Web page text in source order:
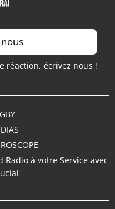
réaction, écrivez nous !
Radio à votre Service avec